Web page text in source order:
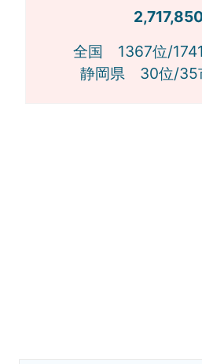
全国 1367位/
静岡県 30位/35